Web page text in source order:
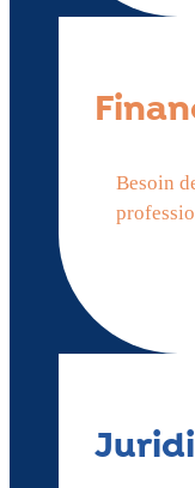
Besoin